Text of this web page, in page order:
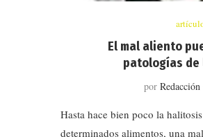
El mal aliento
patologías de
por Redacción
Hasta hace bien poco la
determinados alimentos, una